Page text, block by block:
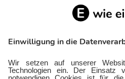
Wärmestrom
Gewerbestrom
FlexTarif Strom